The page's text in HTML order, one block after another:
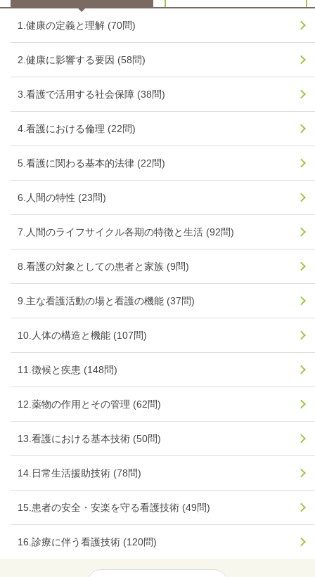
1.健康の定義と理解 (70問)
2.健康に影響する要因 (58問)
3.看護で活用する社会保障 (38問)
4.看護における倫理 (22問)
5.看護に関わる基本的法律 (22問)
6.人間の特性 (23問)
7.人間のライフサイクル各期の特徴と生活 (92問)
8.看護の対象としての患者と家族 (9問)
9.主な看護活動の場と看護の機能 (37問)
10.人体の構造と機能 (107問)
11.徴候と疾患 (148問)
12.薬物の作用とその管理 (62問)
13.看護における基本技術 (50問)
14.日常生活援助技術 (78問)
15.患者の安全・安楽を守る看護技術 (49問)
16.診療に伴う看護技術 (120問)